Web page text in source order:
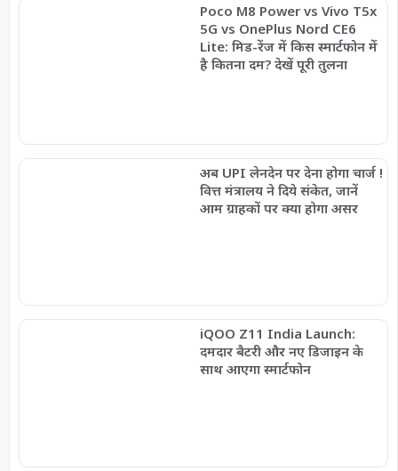
Poco M8 Power vs Vivo T5x
5G vs OnePlus Nord CE6
Lite: मिड-रेंज में किस स्मार्टफोन में
है कितना दम? देखें पूरी तुलना
अब UPI लेनदेन पर देना होगा चार्ज !
वित्त मंत्रालय ने दिये संकेत, जानें
आम ग्राहकों पर क्या होगा असर
iQOO Z11 India Launch:
दमदार बैटरी और नए डिजाइन के
साथ आएगा स्मार्टफोन